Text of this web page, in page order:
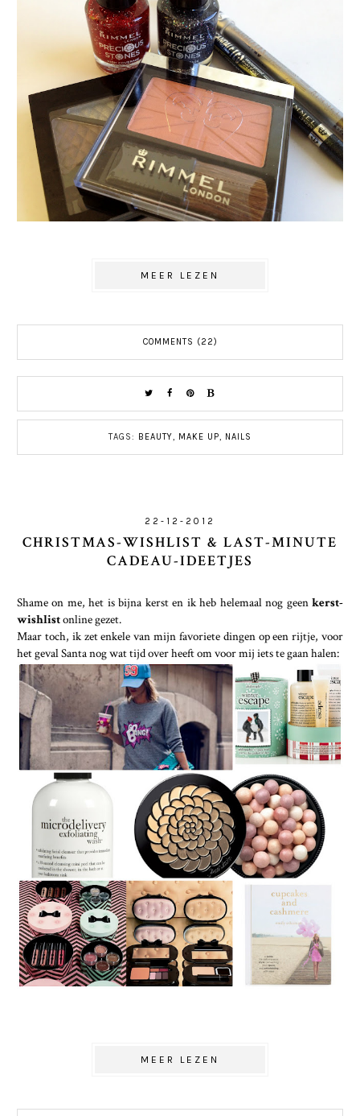
MEER LEZEN
COMMENTS (22)
TAGS: BEAUTY, MAKE UP, NAILS
22-12-2012
CHRISTMAS-WISHLIST & LAST-MINUTE
CADEAU-IDEETJES
Shame on me, het is bijna kerst en ik heb helemaal nog geenkerst-
wishlistonline gezet.
Maar toch, ik zet enkele van mijn favoriete dingen op een rijtje, voor
het geval Santa nog wat tijd over heeft om voor mij iets te gaan halen:
MEER LEZEN